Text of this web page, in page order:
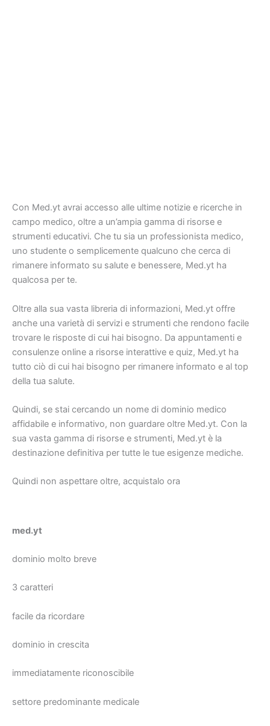
Con Med.yt avrai accesso alle ultime notizie e ricerche in
campo medico, oltre a un’ampia gamma di risorse e
strumenti educativi. Che tu sia un professionista medico,
uno studente o semplicemente qualcuno che cerca di
rimanere informato su salute e benessere, Med.yt ha
qualcosa per te.
Oltre alla sua vasta libreria di informazioni, Med.yt offre
anche una varietà di servizi e strumenti che rendono facile
trovare le risposte di cui hai bisogno. Da appuntamenti e
consulenze online a risorse interattive e quiz, Med.yt ha
tutto ciò di cui hai bisogno per rimanere informato e al top
della tua salute.
Quindi, se stai cercando un nome di dominio medico
affidabile e informativo, non guardare oltre Med.yt. Con la
sua vasta gamma di risorse e strumenti, Med.yt è la
destinazione definitiva per tutte le tue esigenze mediche.
Quindi non aspettare oltre, acquistalo ora
med.yt
dominio molto breve
3 caratteri
facile da ricordare
dominio in crescita
immediatamente riconoscibile
settore predominante medicale